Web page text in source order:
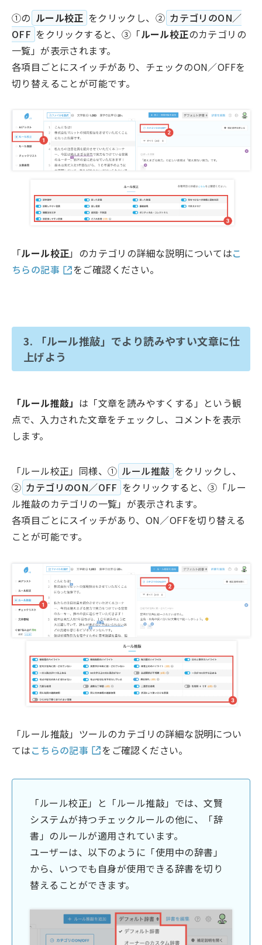
①の ルール校正 をクリックし、② カテゴリのON／
OFF をクリックすると、③「ルール校正のカテゴリの
一覧」が表示されます。
各項目ごとにスイッチがあり、チェックのON／OFFを
切り替えることが可能です。
「ルール校正」のカテゴリの詳細な説明についてはこ
ちらの記事
をご確認ください。
3. 「ルール推敲」でより読みやすい文章に仕
上げよう
「ルール推敲」 は「文章を読みやすくする」という観
点で、入力された文章をチェックし、コメントを表示
します。
「ルール校正」同様、① ルール推敲 をクリックし、
② カテゴリのON／OFF をクリックすると、③「ルー
ル推敲のカテゴリの一覧」が表示されます。
各項目ごとにスイッチがあり、ON／OFFを切り替える
ことが可能です。
「ルール推敲」ツールのカテゴリの詳細な説明につい
てはこちらの記事 をご確認ください。
「ルール校正」と「ルール推敲」では、文賢
システムが持つチェックルールの他に、「辞
書」のルールが適用されています。
ユーザーは、以下のように「使用中の辞書」
から、いつでも自身が使用できる辞書を切り
替えることができます。